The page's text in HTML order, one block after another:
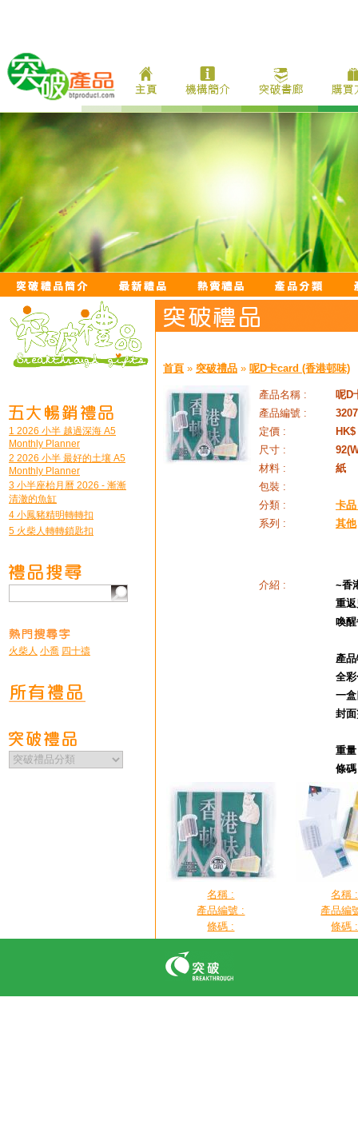
1 2026 小半 越過深海 A5
Monthly Planner
2 2026 小半 最好的土壤 A5
Monthly Planner
3 小半座枱月曆 2026 - 漸漸
清澈的魚缸
4 小鳳豬精明轉轉扣
5 火柴人轉轉鎖匙扣
火柴人 小喬 四十禱
首頁 » 突破禮品 » 呢D卡card (香港邨味)
產品名稱 :
呢D
產品編號 :
定價 :
尺寸 :
材料 :
紙
包裝 :
分類 :
卡
系列 :
其他
介紹 :
~香
重
喚
產
全
一
封
重
條
名稱 :
產品編號 :
條碼 :
名稱 :
產品編
條碼 :